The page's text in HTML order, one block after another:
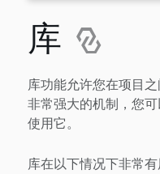
库
库功能允许您在项目
非常强大的机制，您
使用它。
库在以下情况下非常有